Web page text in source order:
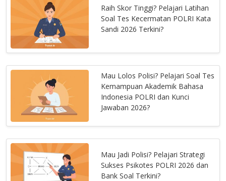
Raih Skor Tinggi? Pelajari Latihan
Soal Tes Kecermatan POLRI Kata
Sandi 2026 Terkini?
Mau Lolos Polisi? Pelajari Soal Tes
Kemampuan Akademik Bahasa
Indonesia POLRI dan Kunci
Jawaban 2026?
Mau Jadi Polisi? Pelajari Strategi
Sukses Psikotes POLRI 2026 dan
Bank Soal Terkini?